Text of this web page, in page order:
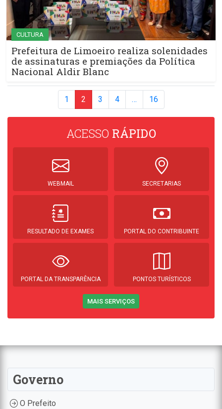
CULTURA
Prefeitura de Limoeiro realiza solenidades
de assinaturas e premiações da Política
Nacional Aldir Blanc
1 2 3 4 … 16
ACESSO RÁPIDO
WEBMAIL SECRETARIAS
RESULTADO DE EXAMES PORTAL DO CONTRIBUINTE
PORTAL DA TRANSPARÊNCIA PONTOS TURÍSTICOS
MAIS SERVIÇOS
Governo
O Prefeito